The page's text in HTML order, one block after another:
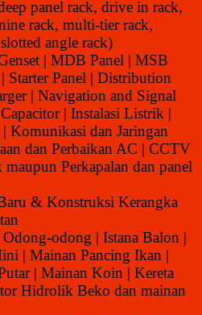
panel rack, drive in rack,
rack, multi-tier rack,
angle rack)
| MDB Panel | MSB
Starter Panel | Distribution
| Navigation and Signal
| Instalasi Listrik |
Komunikasi dan Jaringan
dan Perbaikan AC | CCTV
Perkapalan dan panel
& Konstruksi Kerangka
odong | Istana Balon |
| Mainan Pancing Ikan |
| Mainan Koin | Kereta
Hidrolik Beko dan mainan